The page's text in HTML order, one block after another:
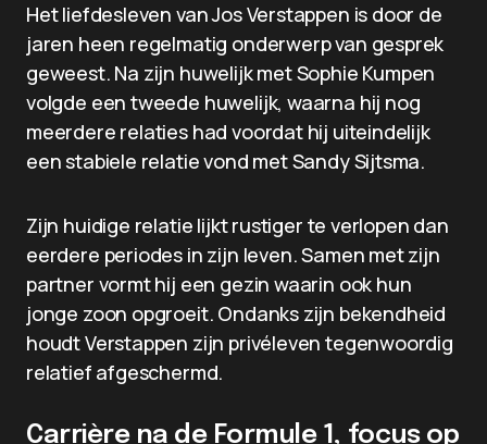
Het liefdesleven van Jos Verstappen is door de
jaren heen regelmatig onderwerp van gesprek
geweest. Na zijn huwelijk met Sophie Kumpen
volgde een tweede huwelijk, waarna hij nog
meerdere relaties had voordat hij uiteindelijk
een stabiele relatie vond met Sandy Sijtsma.
Zijn huidige relatie lijkt rustiger te verlopen dan
eerdere periodes in zijn leven. Samen met zijn
partner vormt hij een gezin waarin ook hun
jonge zoon opgroeit. Ondanks zijn bekendheid
houdt Verstappen zijn privéleven tegenwoordig
relatief afgeschermd.
Carrière na de Formule 1, focus op